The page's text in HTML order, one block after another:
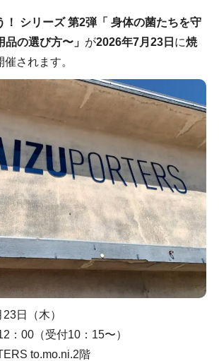
！ シリーズ 第2弾「 身体の菌たちを守
の選び方〜」 が2026年7月23日 に焼
催されます。
日（木）
：00（受付10：15〜）
to.mo.ni.2階